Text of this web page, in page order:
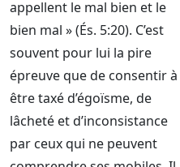
appellent le mal bien et le
bien mal » (És. 5:20). C’est
souvent pour lui la pire
épreuve que de consentir à
être taxé d’égoïsme, de
lâcheté et d’inconsistance
par ceux qui ne peuvent